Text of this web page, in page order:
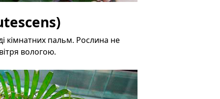
кімнатних пальм. Рослина не
вологою.